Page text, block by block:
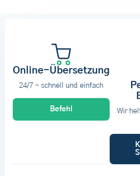
Online-Übersetzung
24/7 – schnell und einfach
Befehl
Wir